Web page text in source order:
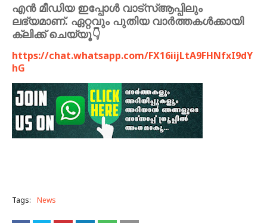
എൻ മീഡിയ ഇപ്പോൾ വാട്സ്ആപ്പിലും
ലഭ്യമാണ്. ഏറ്റവും പുതിയ വാർത്തകൾക്കായി
ക്ലിക്ക് ചെയ്യൂ👇
https://chat.whatsapp.com/FX16iijLtA9FHNfxI9dY
hG
Tags: News